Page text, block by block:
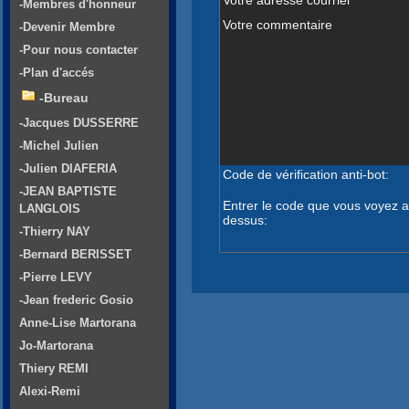
Votre commentaire
Code de vérification anti-bot:
Entrer le code que vous voyez
dessus:
-Membres d'honneur
-Devenir Membre
-Pour nous contacter
-Plan d'accés
-Bureau
-Jacques DUSSERRE
-Michel Julien
-Julien DIAFERIA
-JEAN BAPTISTE
LANGLOIS
-Thierry NAY
-Bernard BERISSET
-Pierre LEVY
-Jean frederic Gosio
Anne-Lise Martorana
Jo-Martorana
Thiery REMI
Alexi-Remi